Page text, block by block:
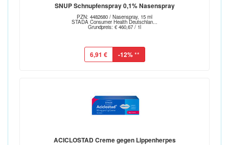
SNUP Schnupfenspray 0,1% Nasenspray
PZN: 4482680 / Nasenspray, 15 ml
STADA Consumer Health Deutschlan...
Grundpreis: € 460,67 / 1l
6,91 € -12%**
ACICLOSTAD Creme gegen Lippenherpes